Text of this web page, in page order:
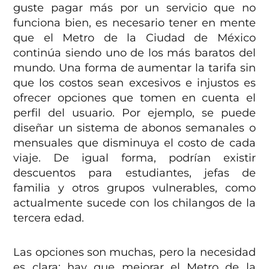
guste pagar más por un servicio que no
funciona bien, es necesario tener en mente
que el Metro de la Ciudad de México
continúa siendo uno de los más baratos del
mundo. Una forma de aumentar la tarifa sin
que los costos sean excesivos e injustos es
ofrecer opciones que tomen en cuenta el
perfil del usuario. Por ejemplo, se puede
diseñar un sistema de abonos semanales o
mensuales que disminuya el costo de cada
viaje. De igual forma, podrían existir
descuentos para estudiantes, jefas de
familia y otros grupos vulnerables, como
actualmente sucede con los chilangos de la
tercera edad.
Las opciones son muchas, pero la necesidad